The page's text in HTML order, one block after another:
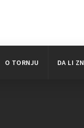
O TORNJU DA LI